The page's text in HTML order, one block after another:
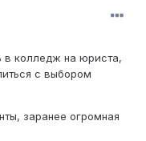
в колледж на юриста,
с выбором
заранее огромная